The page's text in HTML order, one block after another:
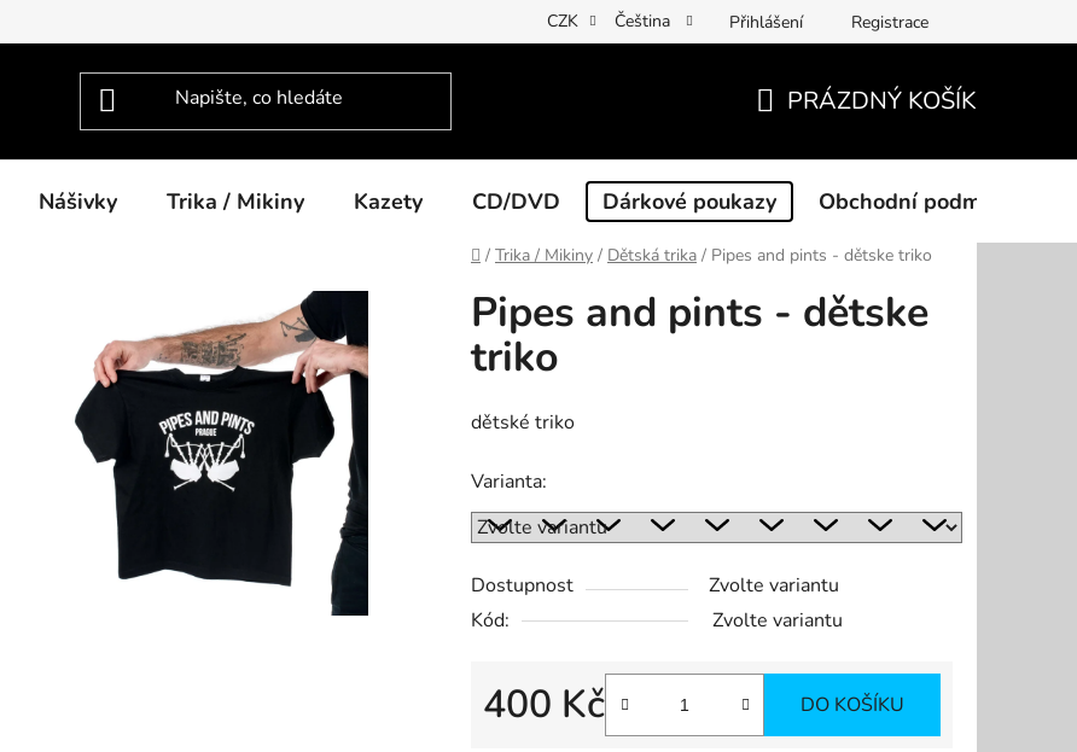
CZK Čeština Přihlášení Registrace
KOŠÍK
PRÁZDNÝ KOŠÍK
Nášivky Trika / Mikiny Kazety CD/DVD Dárkové poukazy Obchodní podmínky
Domů
/ Trika / Mikiny / Dětská trika / Pipes and pints - dětske triko
Pipes and pints - dětske
triko
dětské triko
Varianta:
Dostupnost
Zvolte variantu
Kód:
Zvolte variantu
400 Kč DO KOŠÍKU